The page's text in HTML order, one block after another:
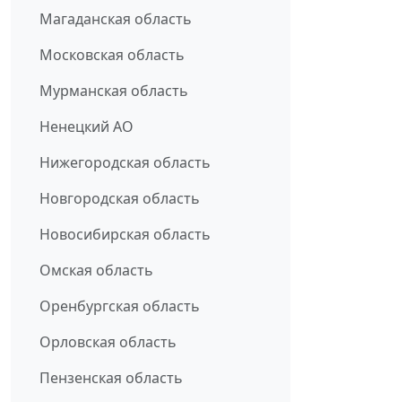
Магаданская область
Московская область
Мурманская область
Ненецкий АО
Нижегородская область
Новгородская область
Новосибирская область
Омская область
Оренбургская область
Орловская область
Пензенская область